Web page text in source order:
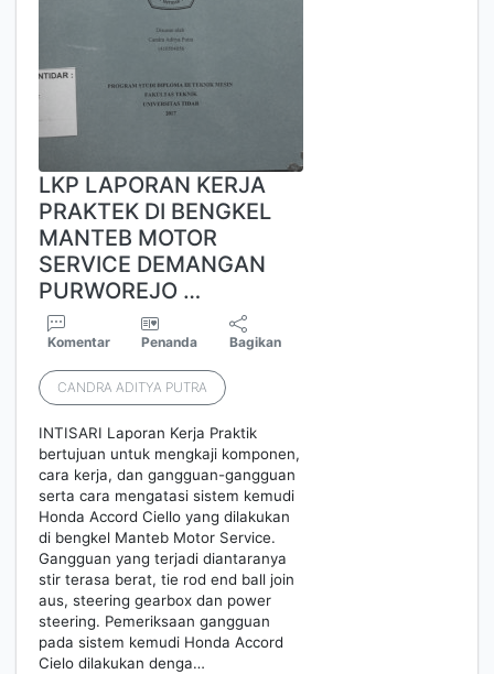
LKP LAPORAN KERJA
PRAKTEK DI BENGKEL
MANTEB MOTOR
SERVICE DEMANGAN
PURWOREJO …
Komentar Penanda Bagikan
CANDRA ADITYA PUTRA
INTISARI Laporan Kerja Praktik
bertujuan untuk mengkaji komponen,
cara kerja, dan gangguan-gangguan
serta cara mengatasi sistem kemudi
Honda Accord Ciello yang dilakukan
di bengkel Manteb Motor Service.
Gangguan yang terjadi diantaranya
stir terasa berat, tie rod end ball join
aus, steering gearbox dan power
steering. Pemeriksaan gangguan
pada sistem kemudi Honda Accord
Cielo dilakukan denga…